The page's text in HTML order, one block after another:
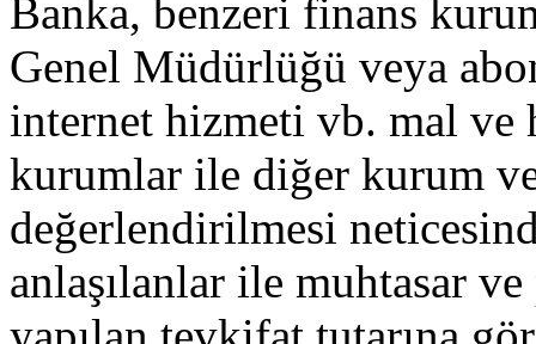
Banka, benzeri finans
Genel Müdürlüğü veya
internet hizmeti vb. mal ve
kurumlar ile diğer kurum
değerlendirilmesi
anlaşılanlar ile muhtasar